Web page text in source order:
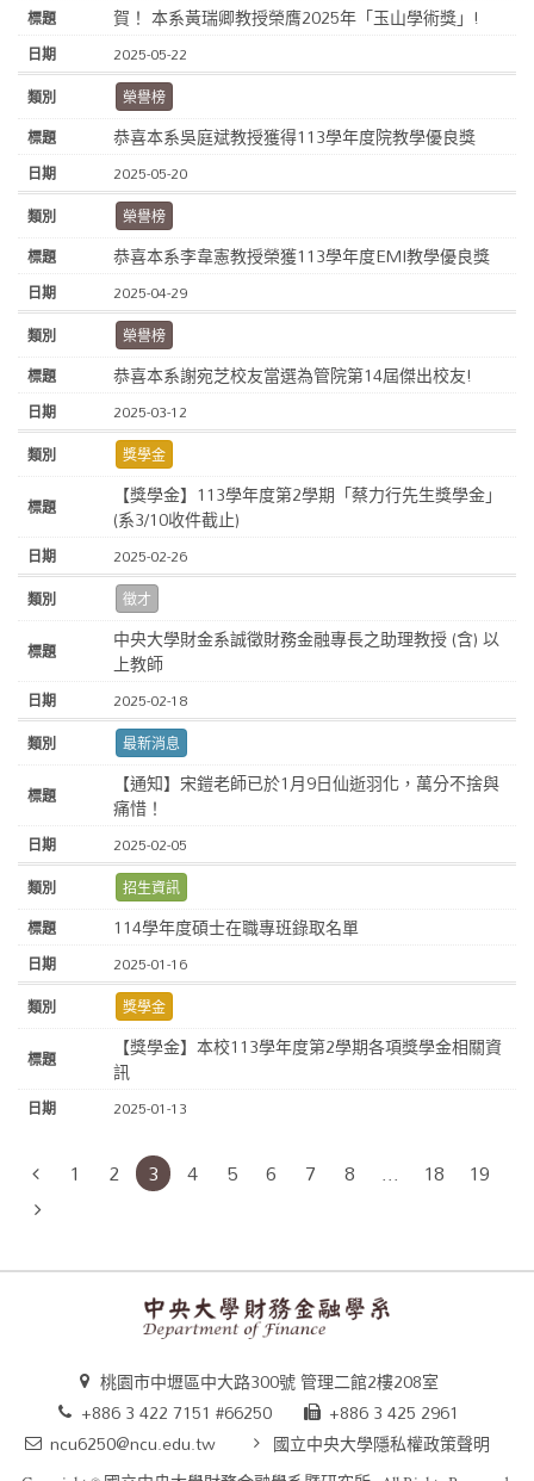
賀！ 本系黃瑞卿教授榮膺2025年「玉山學術獎」!
2025-05-22
榮譽榜
恭喜本系吳庭斌教授獲得113學年度院教學優良獎
2025-05-20
榮譽榜
恭喜本系李韋憲教授榮獲113學年度EMI教學優良獎
2025-04-29
榮譽榜
恭喜本系謝宛芝校友當選為管院第14屆傑出校友!
2025-03-12
獎學金
【獎學金】113學年度第2學期「蔡力行先生獎學金」
(系3/10收件截止)
2025-02-26
徵才
中央大學財金系誠徵財務金融專長之助理教授 (含) 以
上教師
2025-02-18
最新消息
【通知】宋鎧老師已於1月9日仙逝羽化，萬分不捨與
痛惜！
2025-02-05
招生資訊
114學年度碩士在職專班錄取名單
2025-01-16
獎學金
【獎學金】本校113學年度第2學期各項獎學金相關資
訊
2025-01-13
1 2 3 4 5 6 7 8 ... 18 19
桃園市中壢區中大路300號 管理二館2樓208室
+886 3 422 7151 #66250
+886 3 425 2961
ncu6250@ncu.edu.tw
國立中央大學隱私權政策聲明